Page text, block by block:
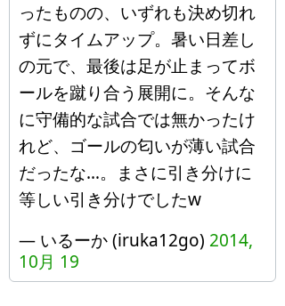
ったものの、いずれも決め切れ
ずにタイムアップ。暑い日差し
の元で、最後は足が止まってボ
ールを蹴り合う展開に。そんな
に守備的な試合では無かったけ
れど、ゴールの匂いが薄い試合
だったな…。まさに引き分けに
等しい引き分けでしたw
— いるーか (iruka12go) 2014,
10月 19